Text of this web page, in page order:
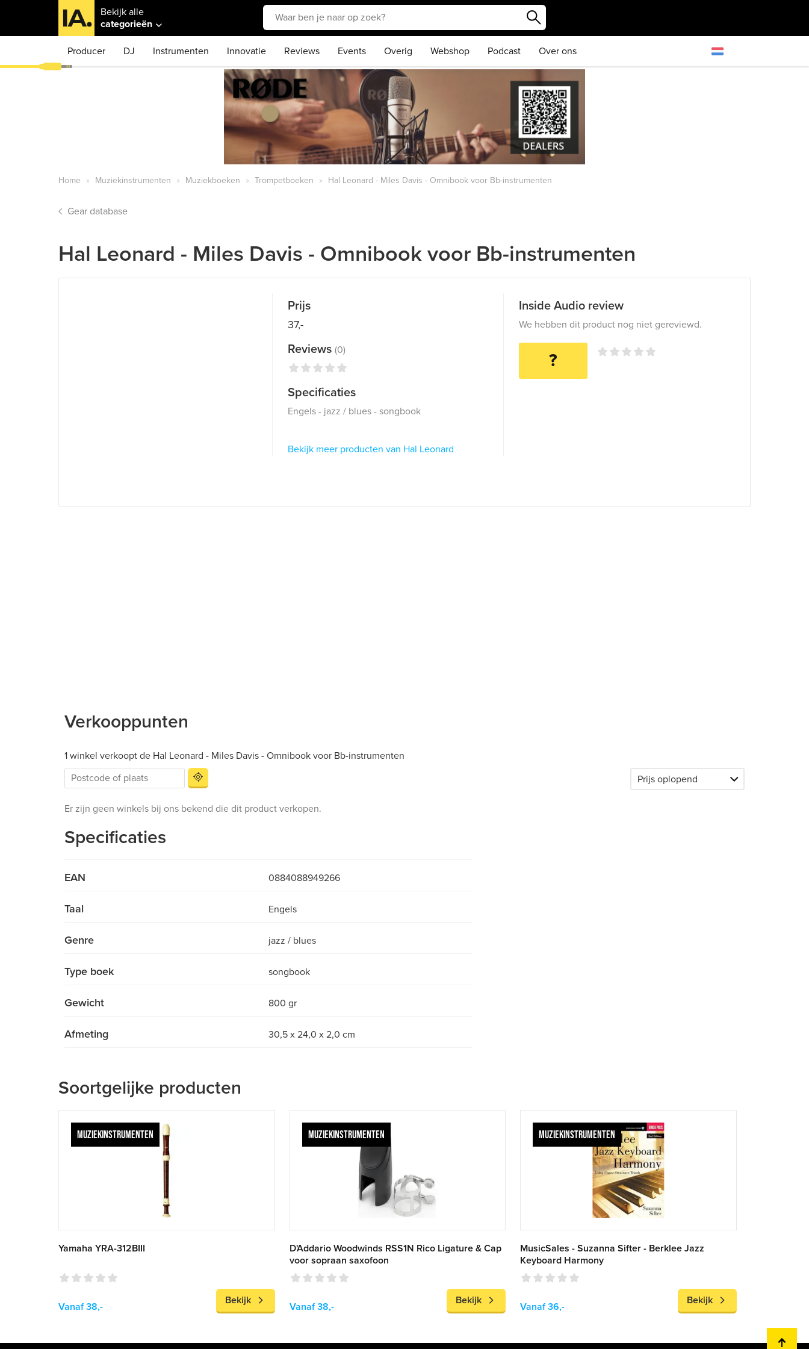
Bekijk alle
categorieën
Producer DJ Instrumenten Innovatie Reviews Events Overig Webshop Podcast Over ons
Home Muziekinstrumenten Muziekboeken Trompetboeken Hal Leonard - Miles Davis - Omnibook voor Bb-instrumenten
Gear database
Hal Leonard - Miles Davis - Omnibook voor Bb-instrumenten
Prijs
37,-
Reviews(0)
Specificaties
Engels - jazz / blues - songbook
Bekijk meer producten van Hal Leonard
Inside Audio review
We hebben dit product nog niet gereviewd.
?
Verkooppunten
1 winkel verkoopt de Hal Leonard - Miles Davis - Omnibook voor Bb-instrumenten
Er zijn geen winkels bij ons bekend die dit product verkopen.
Specificaties
EAN 0884088949266
Taal Engels
Genre jazz / blues
Type boek songbook
Gewicht 800 gr
Afmeting 30,5 x 24,0 x 2,0 cm
Soortgelijke producten
MUZIEKINSTRUMENTEN
Yamaha YRA-312BIII
Vanaf 38,-
Bekijk
MUZIEKINSTRUMENTEN
D'Addario Woodwinds RSS1N Rico Ligature & Cap
voor sopraan saxofoon
Vanaf 38,-
Bekijk
MUZIEKINSTRUMENTEN
MusicSales - Suzanna Sifter - Berklee Jazz
Keyboard Harmony
Vanaf 36,-
Bekijk